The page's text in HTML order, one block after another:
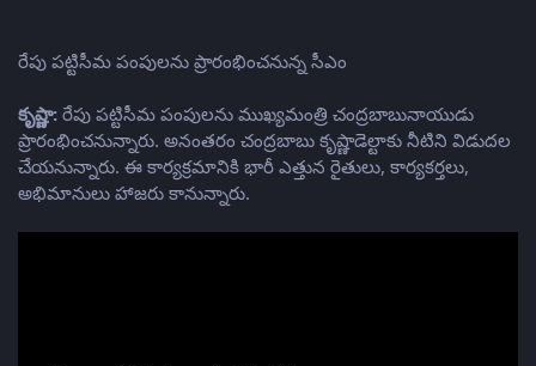
రేపు పట్టిసీమ పంపులను ప్రారంభించనున్న సీఎం
కృష్ణా: రేపు పట్టిసీమ పంపులను ముఖ్యమంత్రి చంద్రబాబునాయుడు
ప్రారంభించనున్నారు. అనంతరం చంద్రబాబు కృష్ణాడెల్టాకు నీటిని విడుదల
చేయనున్నారు. ఈ కార్యక్రమానికి భారీ ఎత్తున రైతులు, కార్యకర్తలు,
అభిమానులు హాజరు కానున్నారు.